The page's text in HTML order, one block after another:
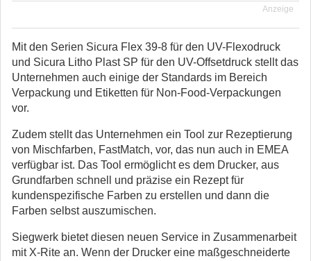
Anzeige
Mit den Serien Sicura Flex 39-8 für den UV-Flexodruck
und Sicura Litho Plast SP für den UV-Offsetdruck stellt das
Unternehmen auch einige der Standards im Bereich
Verpackung und Etiketten für Non-Food-Verpackungen
vor.
Zudem stellt das Unternehmen ein Tool zur Rezeptierung
von Mischfarben, FastMatch, vor, das nun auch in EMEA
verfügbar ist. Das Tool ermöglicht es dem Drucker, aus
Grundfarben schnell und präzise ein Rezept für
kundenspezifische Farben zu erstellen und dann die
Farben selbst auszumischen.
Siegwerk bietet diesen neuen Service in Zusammenarbeit
mit X-Rite an. Wenn der Drucker eine maßgeschneiderte